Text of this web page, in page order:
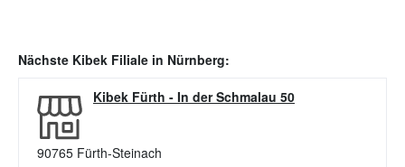
Nächste Kibek Filiale in Nürnberg:
Kibek Fürth - In der Schmalau 50
90765 Fürth-Steinach